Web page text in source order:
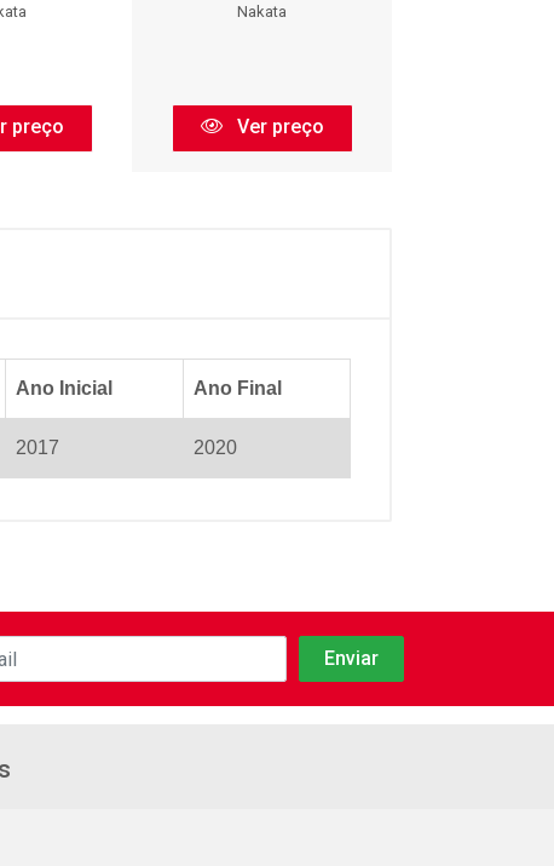
preço
Nakata
Ver preço
Ano Inicial Ano Final
2017 2020